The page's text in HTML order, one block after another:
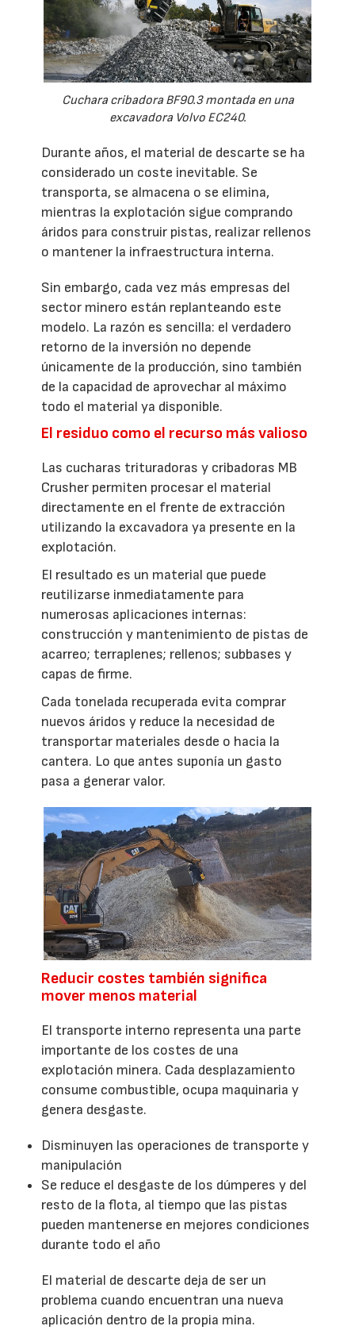
Cuchara cribadora BF90.3 montada en una
excavadora Volvo EC240.
Durante años, el material de descarte se ha
considerado un coste inevitable. Se
transporta, se almacena o se elimina,
mientras la explotación sigue comprando
áridos para construir pistas, realizar rellenos
o mantener la infraestructura interna.
Sin embargo, cada vez más empresas del
sector minero están replanteando este
modelo. La razón es sencilla: el verdadero
retorno de la inversión no depende
únicamente de la producción, sino también
de la capacidad de aprovechar al máximo
todo el material ya disponible.
El residuo como el recurso más valioso
Las cucharas trituradoras y cribadoras MB
Crusher permiten procesar el material
directamente en el frente de extracción
utilizando la excavadora ya presente en la
explotación.
El resultado es un material que puede
reutilizarse inmediatamente para
numerosas aplicaciones internas:
construcción y mantenimiento de pistas de
acarreo; terraplenes; rellenos; subbases y
capas de firme.
Cada tonelada recuperada evita comprar
nuevos áridos y reduce la necesidad de
transportar materiales desde o hacia la
cantera. Lo que antes suponía un gasto
pasa a generar valor.
Reducir costes también significa
mover menos material
El transporte interno representa una parte
importante de los costes de una
explotación minera. Cada desplazamiento
consume combustible, ocupa maquinaria y
genera desgaste.
Disminuyen las operaciones de transporte y
manipulación
Se reduce el desgaste de los dúmperes y del
resto de la flota, al tiempo que las pistas
pueden mantenerse en mejores condiciones
durante todo el año
El material de descarte deja de ser un
problema cuando encuentran una nueva
aplicación dentro de la propia mina.